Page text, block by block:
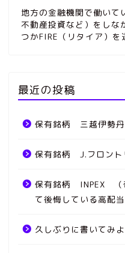
地方の金融機関で働いて
不動産投資など）をしな
つかFIRE（リタイア）を
最近の投稿
保有銘柄 三越伊勢
保有銘柄 J.フロン
保有銘柄 INPEX （
て後悔している高配当
久しぶりに書いてみ